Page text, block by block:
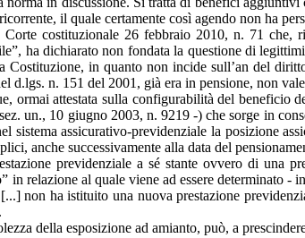
il quale certamente così agendo non ha
costituzionale 26 febbraio 2010, n. 71
ha dichiarato non fondata la questione di
in quanto non incide sull’an del
d.lgs. n. 151 del 2001, già era in pensione, non
ormai attestata sulla configurabilità del
un., 10 giugno 2003, n. 9219 -) che sorge in
sistema assicurativo-previdenziale la posizione
anche successivamente alla data del
previdenziale a sé stante ovvero di una
in relazione al quale viene ad essere determinato
[...] non ha istituito una nuova prestazione
della esposizione ad amianto, può, a